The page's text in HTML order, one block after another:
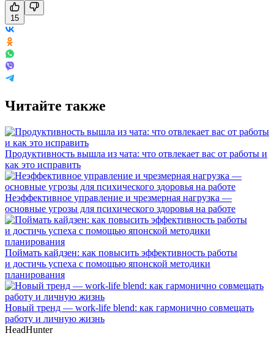
15
Читайте также
Продуктивность вышла из чата: что отвлекает вас от работы и
как это исправить
Неэффективное управление и чрезмерная нагрузка —
основные угрозы для психического здоровья на работе
Поймать кайдзен: как повысить эффективность работы
и достичь успеха с помощью японской методики
планирования
Новый тренд — work-life blend: как гармонично совмещать
работу и личную жизнь
HeadHunter